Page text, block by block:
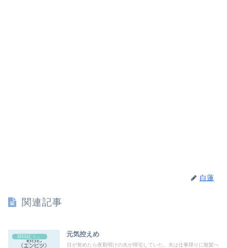
白蓮
関連記事
旧日記（エンピツ） 元気控えめ
目が覚めたら夜勤明けの夫が帰宅していた。夫は仕事帰りに散髪へ